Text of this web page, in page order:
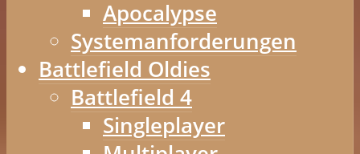
Apocalypse
Systemanforderungen
Battlefield Oldies
Battlefield 4
Singleplayer